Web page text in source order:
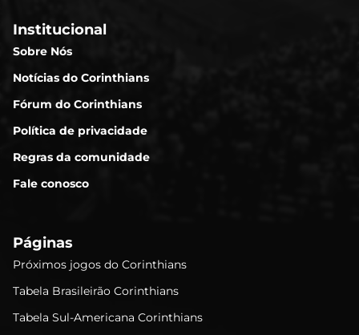
Institucional
Sobre Nós
Notícias do Corinthians
Fórum do Corinthians
Política de privacidade
Regras da comunidade
Fale conosco
Páginas
Próximos jogos do Corinthians
Tabela Brasileirão Corinthians
Tabela Sul-Americana Corinthians